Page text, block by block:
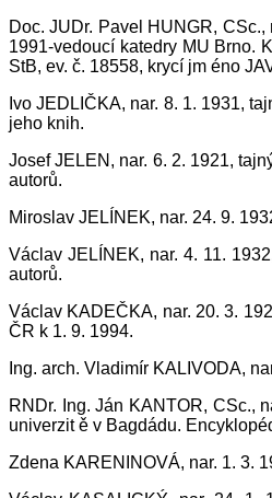
Doc. JUDr. Pavel HUNGR,
1991-vedoucí katedry MU Brno.
StB, ev. č. 18558, krycí jm éno
Ivo JEDLIČKA, nar. 8. 1. 1931,
jeho knih.
Josef JELEN, nar. 6. 2. 1921,
autorů.
Miroslav JELÍNEK, nar. 24. 9.
Václav JELÍNEK, nar. 4. 11.
autorů.
Václav KADEČKA, nar. 20. 3.
ČR k 1. 9. 1994.
Ing. arch. Vladimír KALIVODA,
RNDr. Ing. Ján KANTOR, CSc.,
univerzit ě v Bagdádu.
Zdena KARENINOVÁ, nar. 1. 3.